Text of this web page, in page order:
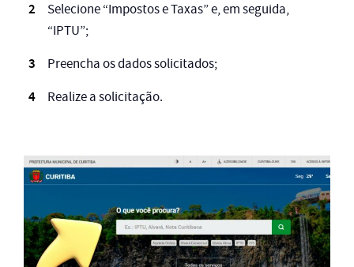
Selecione “Impostos e Taxas” e, em seguida,
“IPTU”;
Preencha os dados solicitados;
Realize a solicitação.